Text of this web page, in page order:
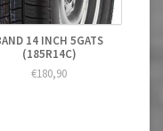
14 INCH 5GATS
(185R14C)
€180,90